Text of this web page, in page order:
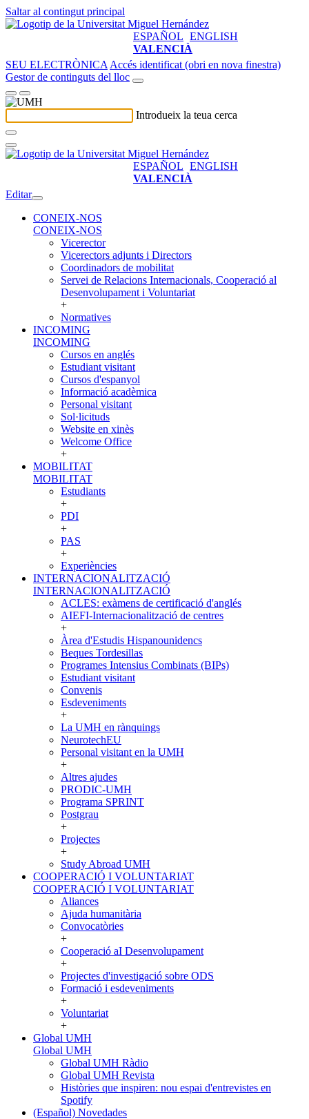
Saltar al contingut principal
ESPAÑOL ENGLISH
VALENCIÀ
SEU ELECTRÒNICA Accés identificat (obri en nova finestra)
Gestor de continguts del lloc
Introdueix la teua cerca
ESPAÑOL ENGLISH
VALENCIÀ
Editar
CONEIX-NOS
CONEIX-NOS
Vicerector
Vicerectors adjunts i Directors
Coordinadors de mobilitat
Servei de Relacions Internacionals, Cooperació al
Desenvolupament i Voluntariat
+
Normatives
INCOMING
INCOMING
Cursos en anglés
Estudiant visitant
Cursos d'espanyol
Informació acadèmica
Personal visitant
Sol·licituds
Website en xinès
Welcome Office
+
MOBILITAT
MOBILITAT
Estudiants
+
PDI
+
PAS
+
Experiències
INTERNACIONALITZACIÓ
INTERNACIONALITZACIÓ
ACLES: exàmens de certificació d'anglés
AIEFI-Internacionalització de centres
+
Àrea d'Estudis Hispanounidencs
Beques Tordesillas
Programes Intensius Combinats (BIPs)
Estudiant visitant
Convenis
Esdeveniments
+
La UMH en rànquings
NeurotechEU
Personal visitant en la UMH
+
Altres ajudes
PRODIC-UMH
Programa SPRINT
Postgrau
+
Projectes
+
Study Abroad UMH
COOPERACIÓ I VOLUNTARIAT
COOPERACIÓ I VOLUNTARIAT
Aliances
Ajuda humanitària
Convocatòries
+
Cooperació aI Desenvolupament
+
Projectes d'investigació sobre ODS
Formació i esdeveniments
+
Voluntariat
+
Global UMH
Global UMH
Global UMH Ràdio
Global UMH Revista
Històries que inspiren: nou espai d'entrevistes en
Spotify
(Español) Novedades